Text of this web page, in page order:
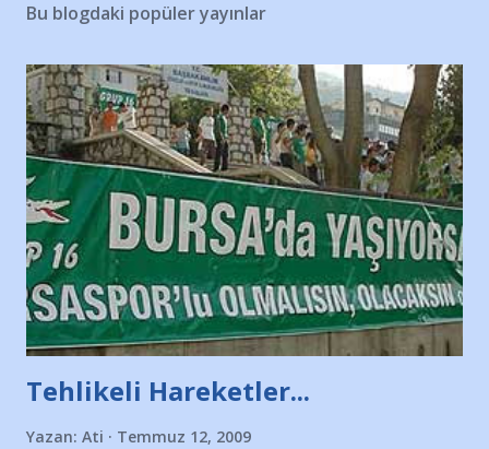
Bu blogdaki popüler yayınlar
Tehlikeli Hareketler...
Yazan: Ati Temmuz 12, 2009